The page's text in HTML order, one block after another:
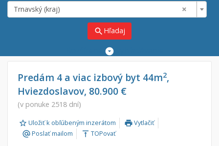
×
Trnavský (kraj)
search Hľadaj
Predaj
Prenájom
Od:
Do:
Predám 4 a viac izbový byt 44m2,
Hviezdoslavov, 80.900 €
(v ponuke 2518 dní)
Uložiť k obľúbeným inzerátom printVytlačiť
alternate_emailPoslať mailom vertical_align_top TOPovať